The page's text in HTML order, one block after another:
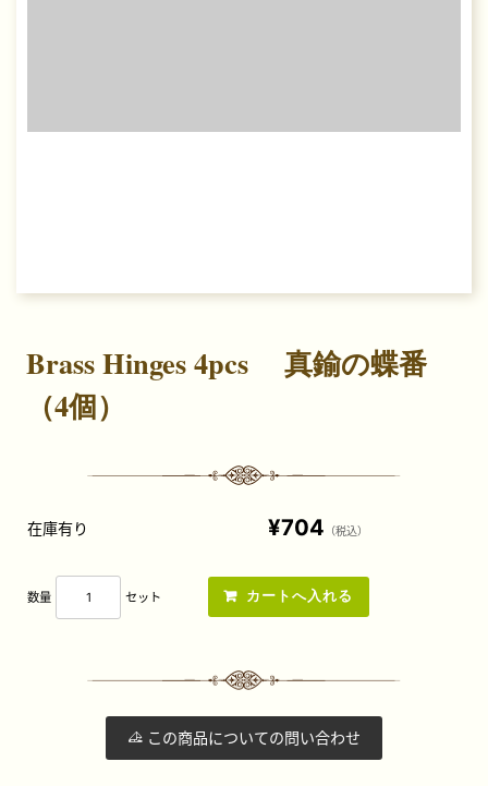
Brass Hinges 4pcs 真鍮の蝶番
（4個）
在庫有り ¥704 （税込）
数量 セット
この商品についての問い合わせ